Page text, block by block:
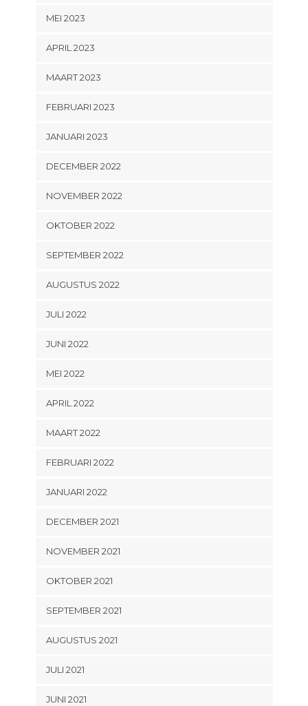
MEI 2023
APRIL 2023
MAART 2023
FEBRUARI 2023
JANUARI 2023
DECEMBER 2022
NOVEMBER 2022
OKTOBER 2022
SEPTEMBER 2022
AUGUSTUS 2022
JULI 2022
JUNI 2022
MEI 2022
APRIL 2022
MAART 2022
FEBRUARI 2022
JANUARI 2022
DECEMBER 2021
NOVEMBER 2021
OKTOBER 2021
SEPTEMBER 2021
AUGUSTUS 2021
JULI 2021
JUNI 2021